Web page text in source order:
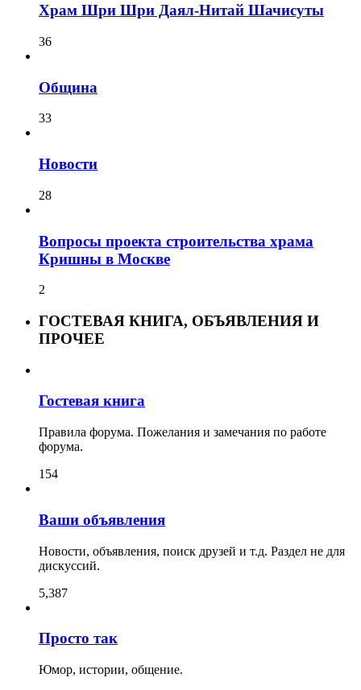
Храм Шри Шри Даял-Нитай Шачисуты
36
Община
33
Новости
28
Вопросы проекта строительства храма
Кришны в Москве
2
ГОСТЕВАЯ КНИГА, ОБЪЯВЛЕНИЯ И
ПРОЧЕЕ
Гостевая книга
Правила форума. Пожелания и замечания по работе
форума.
154
Ваши объявления
Новости, объявления, поиск друзей и т.д. Раздел не для
дискуссий.
5,387
Просто так
Юмор, истории, общение.